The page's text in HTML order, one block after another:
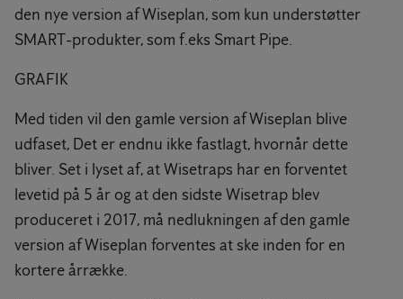
den nye version af Wiseplan, som kun understøtter
SMART-produkter, som f.eks Smart Pipe.
GRAFIK
Med tiden vil den gamle version af Wiseplan blive
udfaset, Det er endnu ikke fastlagt, hvornår dette
bliver. Set i lyset af, at Wisetraps har en forventet
levetid på 5 år og at den sidste Wisetrap blev
produceret i 2017, må nedlukningen af den gamle
version af Wiseplan forventes at ske inden for en
kortere årrække.